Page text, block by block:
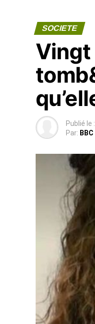
SOCIETE
Vingt
Publié le :
Par: BBC